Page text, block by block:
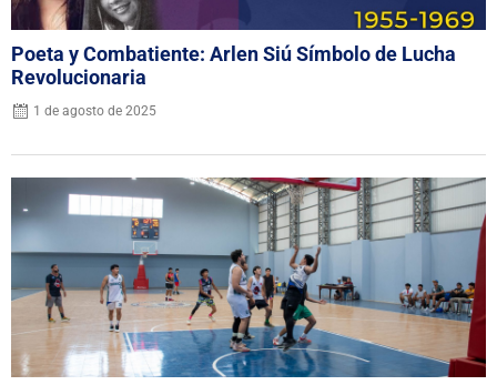
Poeta y Combatiente: Arlen Siú Símbolo de Lucha
Revolucionaria
1 de agosto de 2025